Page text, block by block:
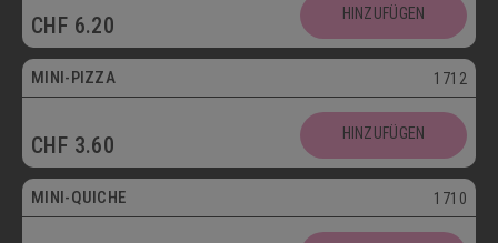
CHF 6.20 HINZUFÜGEN
Mini
MINI-PIZZA 1712
CHF 3.60 HINZUFÜGEN
Mini
MINI-QUICHE 1710